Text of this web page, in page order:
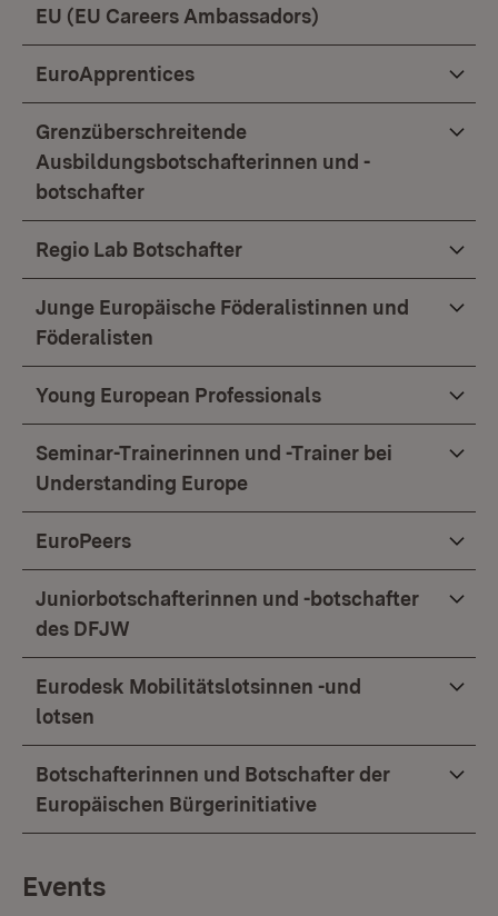
EU (EU Careers Ambassadors)
EuroApprentices
Grenzüberschreitende
Ausbildungsbotschafterinnen und -
botschafter
Regio Lab Botschafter
Junge Europäische Föderalistinnen und
Föderalisten
Young European Professionals
Seminar-Trainerinnen und -Trainer bei
Understanding Europe
EuroPeers
Juniorbotschafterinnen und -botschafter
des DFJW
Eurodesk Mobilitätslotsinnen -und
lotsen
Botschafterinnen und Botschafter der
Europäischen Bürgerinitiative
Events